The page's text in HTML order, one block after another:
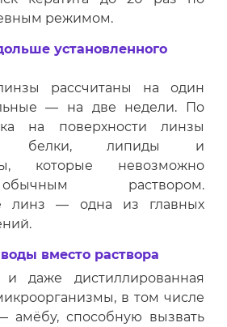
режимом.
установленного
рассчитаны на один
— на две недели. По
на поверхности линзы
белки, липиды и
которые невозможно
раствором.
линз — одна из главных
вместо раствора
и даже дистиллированная
в том числе
амёбу, способную вызвать